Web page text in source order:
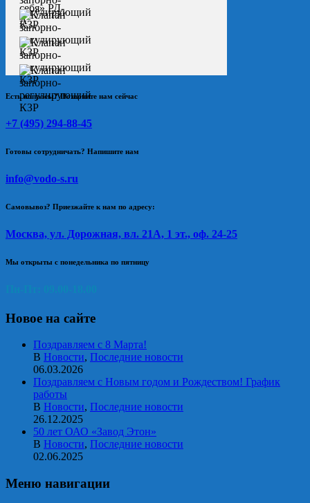
Есть вопросы? Позвоните нам сейчас
+7 (495) 294-88-45
Готовы сотрудничать? Напишите нам
info@vodo-s.ru
Самовывоз? Приезжайте к нам по адресу:
Москва, ул. Дорожная, вл. 21А, 1 эт., оф. 24-25
Мы открыты с понедельника по пятницу
Новое на сайте
Поздравляем с 8 Марта!
В Новости, Последние новости
06.03.2026
Поздравляем с Новым годом и Рождеством! График
работы
В Новости, Последние новости
26.12.2025
50 лет ОАО «Завод Этон»
В Новости, Последние новости
02.06.2025
Меню навигации